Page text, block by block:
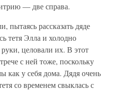
— две справа.
пытаясь рассказать дяде
тетя Элла и холодно
целовали их. В этот
с ней тоже, поскольку
как у себя дома. Дядя очень
со временем свыклась с